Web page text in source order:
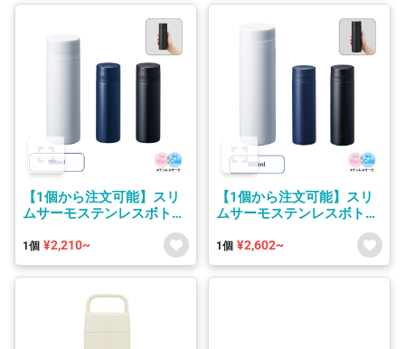
【1個から注文可能】スリ
ムサーモステンレスボトル
1個 ¥2,210~
【1個から注文可能】スリ
ムサーモステンレスボトル
1個 ¥2,602~